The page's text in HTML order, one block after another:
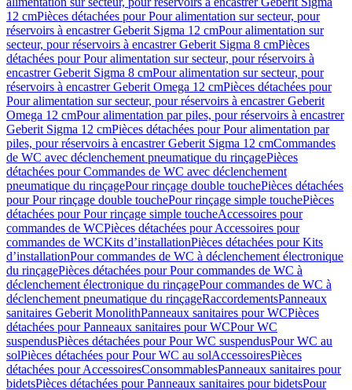
12 cmPièces détachées pour Pour alimentation sur secteur, pour
réservoirs à encastrer Geberit Sigma 12 cmPour alimentation sur
secteur, pour réservoirs à encastrer Geberit Sigma 8 cmPièces
détachées pour Pour alimentation sur secteur, pour réservoirs à
encastrer Geberit Sigma 8 cmPour alimentation sur secteur, pour
réservoirs à encastrer Geberit Omega 12 cmPièces détachées pour
Pour alimentation sur secteur, pour réservoirs à encastrer Geberit
Omega 12 cmPour alimentation par piles, pour réservoirs à encastrer
Geberit Sigma 12 cmPièces détachées pour Pour alimentation par
piles, pour réservoirs à encastrer Geberit Sigma 12 cmCommandes
de WC avec déclenchement pneumatique du rinçagePièces
détachées pour Commandes de WC avec déclenchement
pneumatique du rinçagePour rinçage double touchePièces détachées
pour Pour rinçage double touchePour rinçage simple touchePièces
détachées pour Pour rinçage simple toucheAccessoires pour
commandes de WCPièces détachées pour Accessoires pour
commandes de WCKits d’installationPièces détachées pour Kits
d’installationPour commandes de WC à déclenchement électronique
du rinçagePièces détachées pour Pour commandes de WC à
déclenchement électronique du rinçagePour commandes de WC à
déclenchement pneumatique du rinçageRaccordementsPanneaux
sanitaires Geberit MonolithPanneaux sanitaires pour WCPièces
détachées pour Panneaux sanitaires pour WCPour WC
suspendusPièces détachées pour Pour WC suspendusPour WC au
solPièces détachées pour Pour WC au solAccessoiresPièces
détachées pour AccessoiresConsommablesPanneaux sanitaires pour
bidetsPièces détachées pour Panneaux sanitaires pour bidetsPour